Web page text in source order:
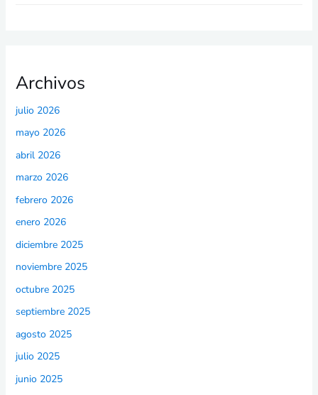
Archivos
julio 2026
mayo 2026
abril 2026
marzo 2026
febrero 2026
enero 2026
diciembre 2025
noviembre 2025
octubre 2025
septiembre 2025
agosto 2025
julio 2025
junio 2025